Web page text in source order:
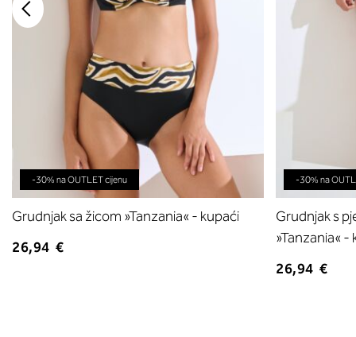
-30% na OUTLET cijenu
Grudnjak sa žicom »Tanzania« - kupaći
26,94 €
-30% na
Grudnjak s
»Tanzania« -
26,94 €